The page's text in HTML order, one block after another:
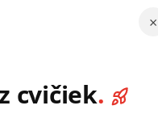
×
cvičiek.